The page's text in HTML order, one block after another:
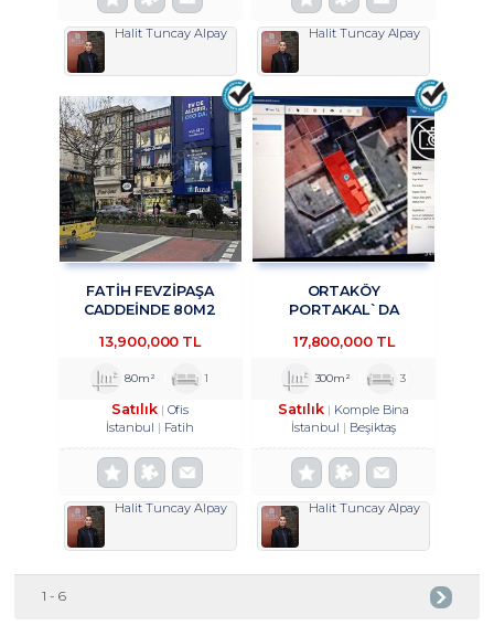
Halit Tuncay Alpay Halit Tuncay Alpay
FATİH FEVZİPAŞA
CADDEİNDE 80M2
TROYKADAN
13,900,000 TL
80m² 1
Satılık
Ofis
İstanbul
Fatih
Halit Tuncay Alpay
ORTAKÖY
PORTAKAL`DA
KOMPLE BINADA 4/1
17,800,000 TL
300m² 3
Satılık
Komple Bina
İstanbul
Beşiktaş
Halit Tuncay Alpay
1 - 6